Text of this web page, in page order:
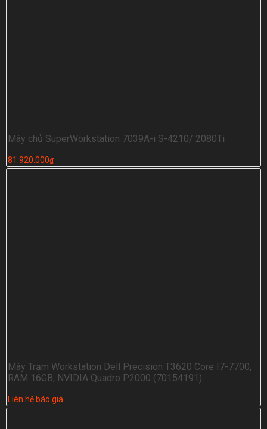
Máy chủ SuperWorkstation 7039A-i S-4210/ 2080Ti
81.920.000₫
Máy Trạm Workstation Dell Precision T3620 Core I7-7700,
RAM 16GB, NVIDIA Quadro P2000 (70154191)
Liên hệ báo giá